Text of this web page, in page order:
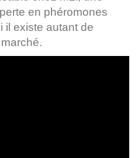
en phéromones
il existe autant de